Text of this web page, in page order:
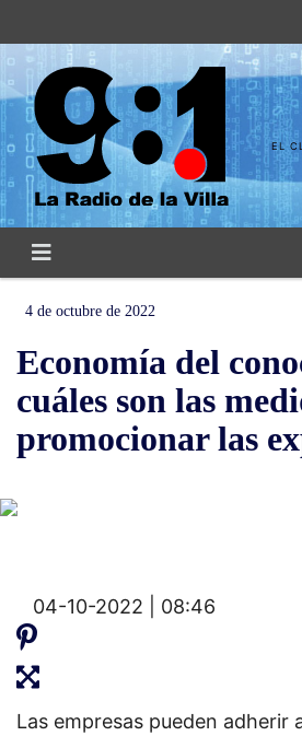
EL
4 de octubre de 2022
Economía del
cuáles son las
promocionar las
04-10-2022 | 08:46
Las empresas pueden adherir